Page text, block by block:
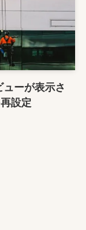
ーが表示さ
設定